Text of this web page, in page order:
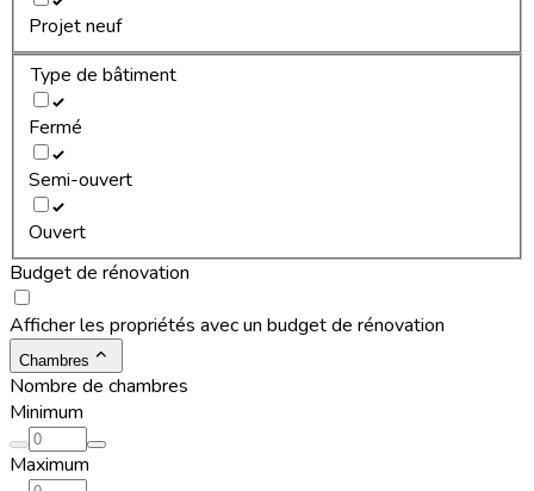
Projet neuf
Type de bâtiment
Fermé
Semi-ouvert
Ouvert
Budget de rénovation
Afficher les propriétés avec un budget de rénovation
Chambres
Nombre de chambres
Minimum
Maximum